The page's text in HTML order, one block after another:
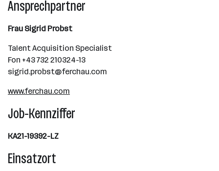
Ansprechpartner
Frau Sigrid Probst
Talent Acquisition Specialist
Fon +43 732 210324-13
sigrid.probst@ferchau.com
www.ferchau.com
Job-Kennziffer
KA21-19392-LZ
Einsatzort